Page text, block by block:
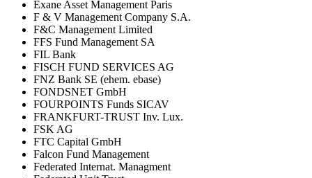
Exane Asset Management Paris
F & V Management Company S.A.
F&C Management Limited
FFS Fund Management SA
FIL Bank
FISCH FUND SERVICES AG
FNZ Bank SE (ehem. ebase)
FONDSNET GmbH
FOURPOINTS Funds SICAV
FRANKFURT-TRUST Inv. Lux.
FSK AG
FTC Capital GmbH
Falcon Fund Management
Federated Internat. Managment